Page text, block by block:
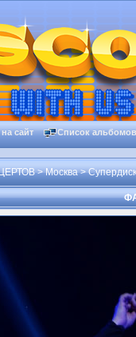
сайт Список альбомов
>Москва>